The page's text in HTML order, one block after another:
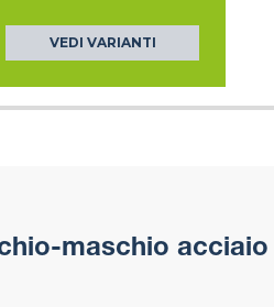
VEDI VARIANTI
maschio